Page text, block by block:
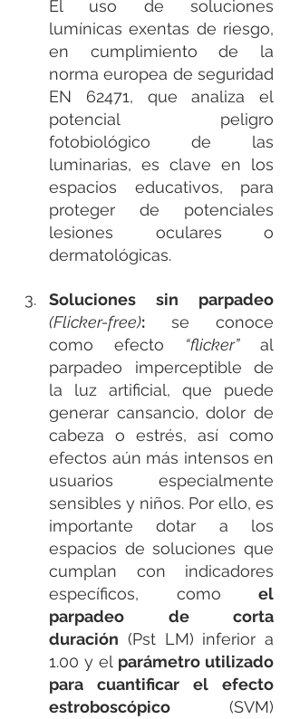
El uso de soluciones
lumínicas exentas de riesgo,
en cumplimiento de la
norma europea de seguridad
EN 62471, que analiza el
potencial peligro
fotobiológico de las
luminarias, es clave en los
espacios educativos, para
proteger de potenciales
lesiones oculares o
dermatológicas.
(Flicker-free): se conoce
como efecto “flicker” al
parpadeo imperceptible de
la luz artificial, que puede
generar cansancio, dolor de
cabeza o estrés, así como
efectos aún más intensos en
usuarios especialmente
sensibles y niños. Por ello, es
importante dotar a los
espacios de soluciones que
cumplan con indicadores
específicos, como el
parpadeo de corta
duración (Pst LM) inferior a
1.00 y el parámetro utilizado
para cuantificar el efecto
estroboscópico (SVM)